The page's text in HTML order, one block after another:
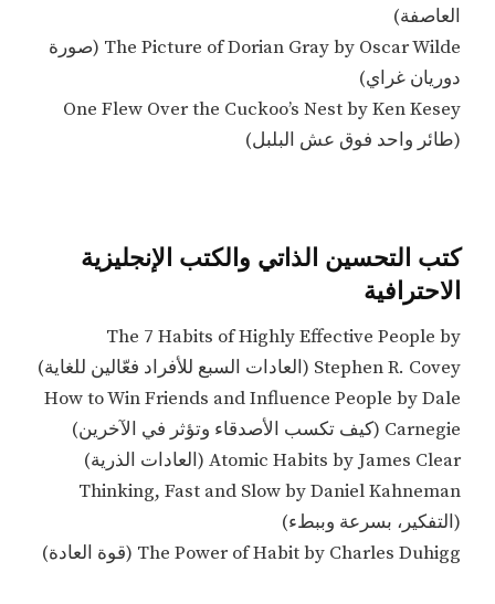
العاصفة)
The Picture of Dorian Gray by Oscar Wilde (صورة
دوريان غراي)
One Flew Over the Cuckoo’s Nest by Ken Kesey
(طائر واحد فوق عش البلبل)
كتب التحسين الذاتي والكتب الإنجليزية
الاحترافية
The 7 Habits of Highly Effective People by
Stephen R. Covey (العادات السبع للأفراد فعّالين للغاية)
How to Win Friends and Influence People by Dale
Carnegie (كيف تكسب الأصدقاء وتؤثر في الآخرين)
Atomic Habits by James Clear (العادات الذرية)
Thinking, Fast and Slow by Daniel Kahneman
(التفكير، بسرعة وببطء)
The Power of Habit by Charles Duhigg (قوة العادة)